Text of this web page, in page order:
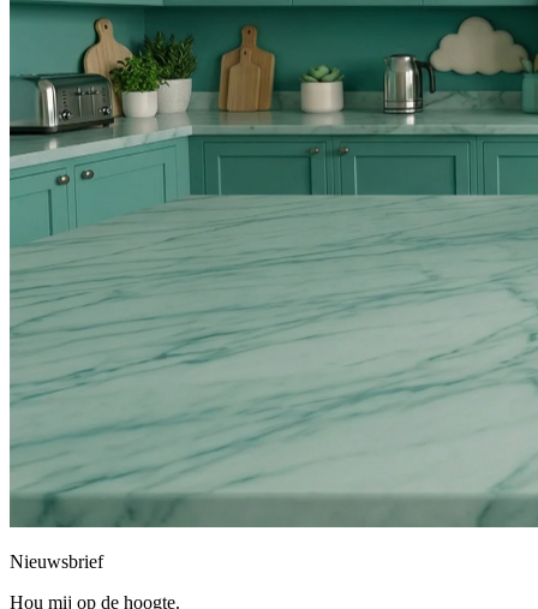
Nieuwsbrief
Hou mij op de hoogte.